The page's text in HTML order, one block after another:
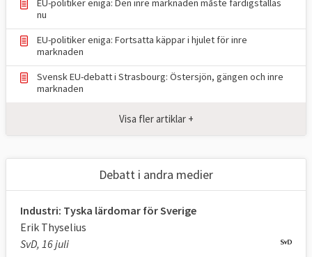
EU-politiker eniga: Den inre marknaden måste färdigställas
nu
EU-politiker eniga: Fortsatta käppar i hjulet för inre
marknaden
Svensk EU-debatt i Strasbourg: Östersjön, gängen och inre
marknaden
Visa fler artiklar +
Debatt i andra medier
Industri: Tyska lärdomar för Sverige
Erik Thyselius
SvD, 16 juli